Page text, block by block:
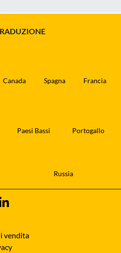
Canada Spagna Francia
Paesi Bassi Portogallo
Russia
vendita